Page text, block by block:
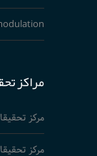
مراکز
مرکز
مرکز